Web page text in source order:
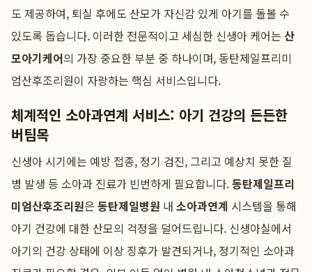
도 제공하여, 퇴실 후에도 산모가 자신감 있게 아기를 돌볼 수
있도록 돕습니다. 이러한 전문적이고 세심한 신생아 케어는 산
모아기케어의 가장 중요한 부분 중 하나이며, 동탄제일프리미
엄산후조리원이 자랑하는 핵심 서비스입니다.
체계적인 소아과연계 서비스: 아기 건강의 든든한
버팀목
신생아 시기에는 예방 접종, 정기 검진, 그리고 예상치 못한 질
병 발생 등 소아과 진료가 빈번하게 필요합니다.동탄제일프리
미엄산후조리원은 동탄제일병원 내 소아과연계 시스템을 통해
아기 건강에 대한 산모의 걱정을 덜어드립니다. 신생아실에서
아기의 건강 상태에 이상 징후가 발견되거나, 정기적인 소아과